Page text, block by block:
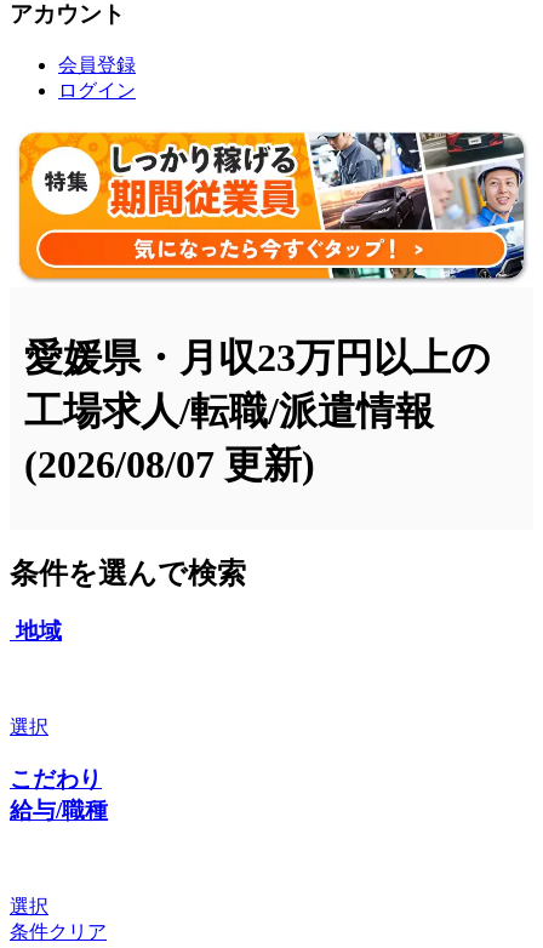
アカウント
会員登録
ログイン
愛媛県・月収23万円以上の
工場求人/転職/派遣情報
(2026/08/07 更新)
条件を選んで検索
地域
選択
こだわり
給与/職種
選択
条件クリア